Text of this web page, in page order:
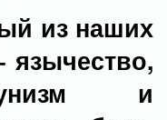
из наших
и